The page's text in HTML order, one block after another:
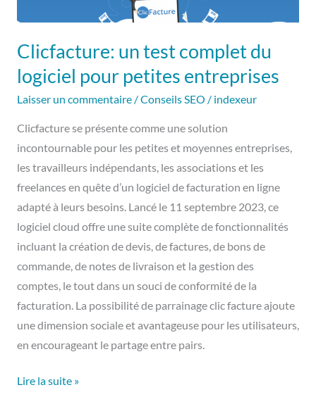
Clicfacture: un test complet du
logiciel pour petites entreprises
Laisser un commentaire /Conseils SEO / indexeur
Clicfacture se présente comme une solution
incontournable pour les petites et moyennes entreprises,
les travailleurs indépendants, les associations et les
freelances en quête d’un logiciel de facturation en ligne
adapté à leurs besoins. Lancé le 11 septembre 2023, ce
logiciel cloud offre une suite complète de fonctionnalités
incluant la création de devis, de factures, de bons de
commande, de notes de livraison et la gestion des
comptes, le tout dans un souci de conformité de la
facturation. La possibilité de parrainage clic facture ajoute
une dimension sociale et avantageuse pour les utilisateurs,
en encourageant le partage entre pairs.
pour
petites
Lire la suite »